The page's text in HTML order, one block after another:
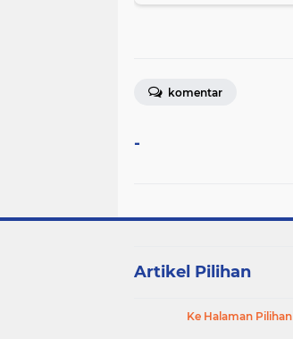
komentar
-
Artikel Pilihan
Ke Halaman Pilihan